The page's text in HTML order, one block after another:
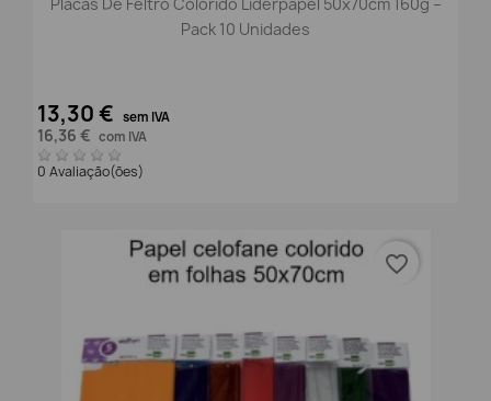
Pack 10 Unidades
13,30 € sem IVA
16,36 € com IVA
0 Avaliação(ões)
favorite_border